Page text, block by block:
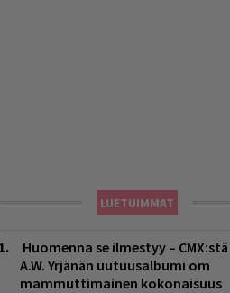
LUETUIMMAT
Huomenna se ilmestyy –
A.W. Yrjänän uutuusalbumi om
mammuttimainen kokonaisuus